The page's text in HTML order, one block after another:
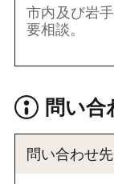
市内及び岩
要相談。
問い合
問い合わせ先